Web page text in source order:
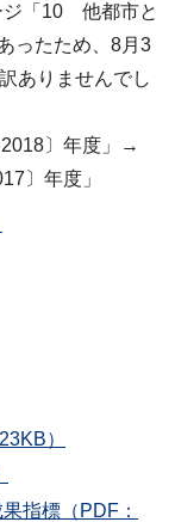
ジ「10 他都市と
ったため、8月3
ありませんでし
〕年度」→
〕年度」
）
指標（PDF：